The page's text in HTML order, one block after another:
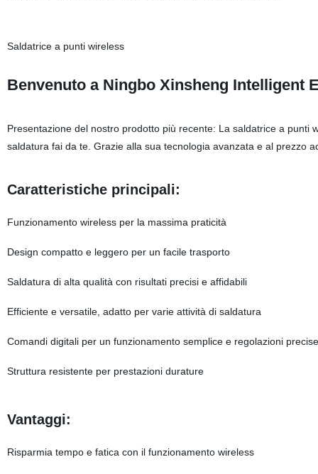
Saldatrice a punti wireless
Benvenuto a Ningbo Xinsheng Intelligent
Presentazione del nostro prodotto più recente: La saldatrice a
saldatura fai da te. Grazie alla sua tecnologia avanzata e al prezzo
Caratteristiche principali:
Funzionamento wireless per la massima praticità
Design compatto e leggero per un facile trasporto
Saldatura di alta qualità con risultati precisi e affidabili
Efficiente e versatile, adatto per varie attività di saldatura
Comandi digitali per un funzionamento semplice e regolazioni precise
Struttura resistente per prestazioni durature
Vantaggi:
Risparmia tempo e fatica con il funzionamento wireless